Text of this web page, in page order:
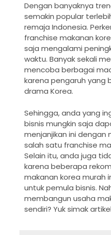
Dengan banyaknya
semakin popular
remaja Indonesia.
franchise makanan
saja mengalami
waktu. Banyak sekali
mencoba berbagai
karena pengaruh yang
drama Korea.
Sehingga, anda yang
bisnis mungkin saja
menjanjikan ini dengan
salah satu franchise
Selain itu, anda juga
karena beberapa
makanan korea murah
untuk pemula bisnis.
membangun usaha
sendiri? Yuk simak